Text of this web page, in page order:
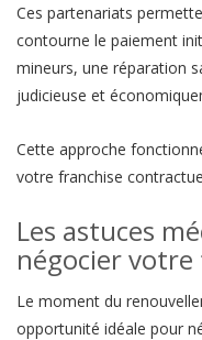
Ces partenariats
contourne le paiement
mineurs, une réparation
judicieuse et
Cette approche
votre franchise
Les astuces
négocier
Le moment du
opportunité idéale pour